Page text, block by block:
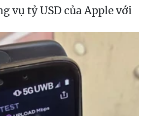
vụ tỷ USD của Apple với